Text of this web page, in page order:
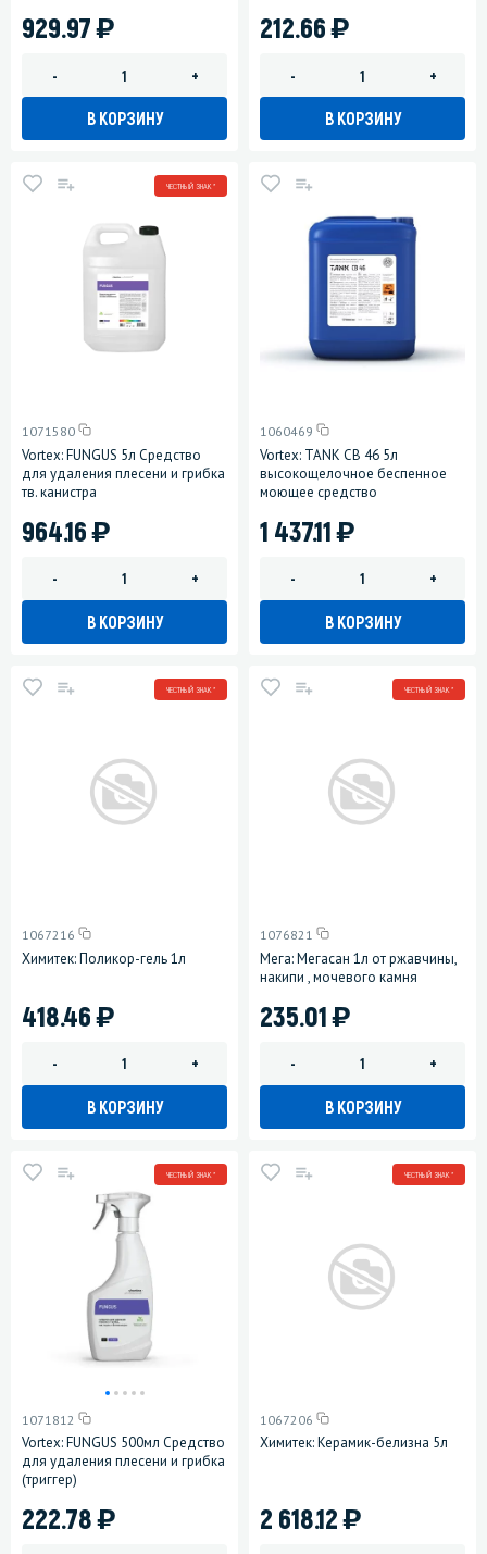
929.97)
- +
В КОРЗИНУ
212.66)
- +
В КОРЗИНУ
ЧЕСТНЫЙ ЗНАК *
1071580
Vortex: FUNGUS 5л Средство
для удаления плесени и грибка
тв. канистра
964.16)
- +
В КОРЗИНУ
1060469
Vortex: TANK CB 46 5л
высокощелочное беспенное
моющее средство
1 437.11)
- +
В КОРЗИНУ
ЧЕСТНЫЙ ЗНАК *
1067216
Химитек: Поликор-гель 1л
418.46)
- +
В КОРЗИНУ
ЧЕСТНЫЙ ЗНАК *
1076821
Мега: Мегасан 1л от ржавчины,
накипи , мочевого камня
235.01)
- +
В КОРЗИНУ
ЧЕСТНЫЙ ЗНАК *
1071812
Vortex: FUNGUS 500мл Средство
для удаления плесени и грибка
(триггер)
222.78)
ЧЕСТНЫЙ ЗНАК *
1067206
Химитек: Керамик-белизна 5л
2 618.12)